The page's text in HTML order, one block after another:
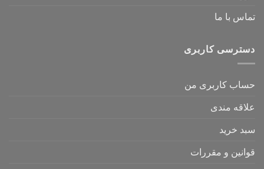
تماس با ما
دسترسی کاربری
حساب کاربری من
علاقه مندی
سبد خرید
قوانین و مقررات